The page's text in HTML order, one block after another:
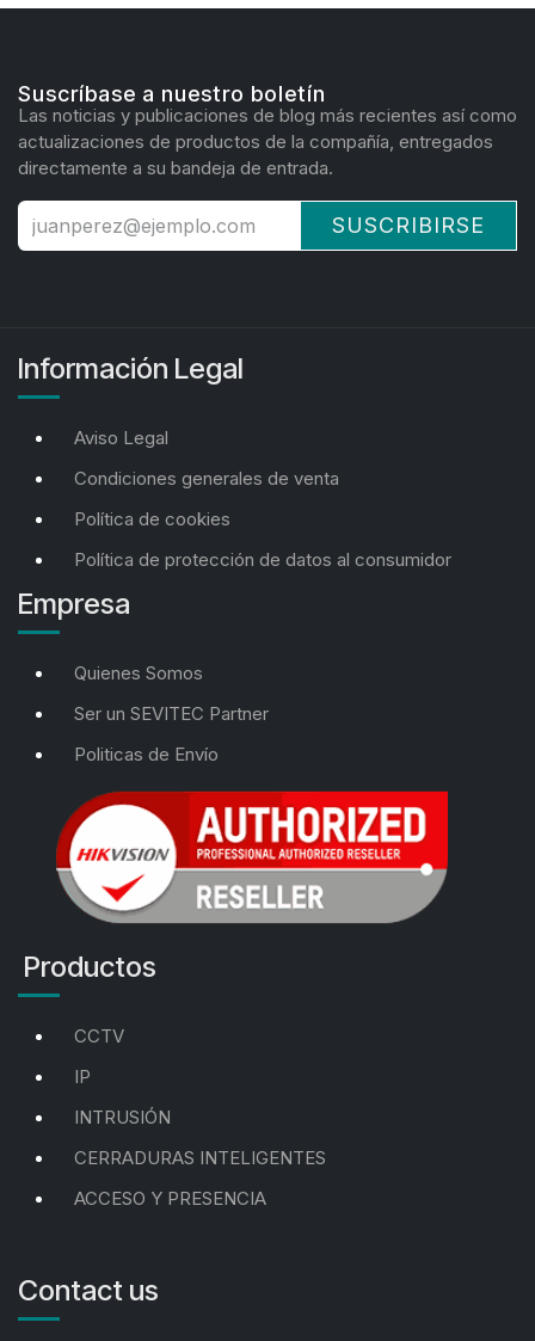
Suscríbase a nuestro boletín
Las noticias y publicaciones de blog más recientes así como
actualizaciones de productos de la compañía, entregados
directamente a su bandeja de entrada.
SUSCRIBIRSE
Información Legal
Aviso Legal
Condiciones generales de venta
Política de cookies
Política de protección de datos al consumidor
Empresa
Quienes Somos
Ser un SEVITEC Partner
Politicas de Envío
Productos
CCTV
IP
INTRUSIÓN
CERRADURAS INTELIGENTES
ACCESO Y PRESENCIA
Contact us